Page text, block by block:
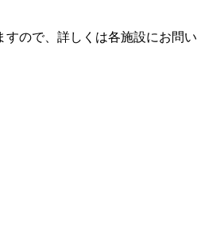
ので、詳しくは各施設にお問い